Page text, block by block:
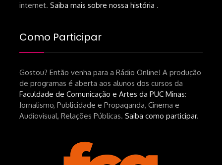
internet. Saiba mais sobre nossa história .
Como Participar
Gostou? Então venha para a Rádio Online! A produção
de programas é aberta aos alunos dos cursos da
Faculdade de Comunicação e Artes da PUC Minas:
Jornalismo, Publicidade e Propaganda, Cinema e
Audiovisual, Relações Públicas. Saiba como participar.